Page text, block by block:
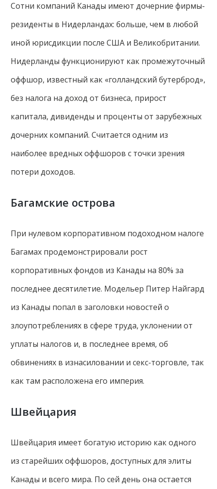
Сотни компаний Канады имеют дочерние фирмы-
резиденты в Нидерландах: больше, чем в любой
иной юрисдикции после США и Великобритании.
Нидерланды функционируют как промежуточный
оффшор, известный как «голландский бутерброд»,
без налога на доход от бизнеса, прирост
капитала, дивиденды и проценты от зарубежных
дочерних компаний. Считается одним из
наиболее вредных оффшоров с точки зрения
потери доходов.
Багамские острова
При нулевом корпоративном подоходном налоге
Багамах продемонстрировали рост
корпоративных фондов из Канады на 80% за
последнее десятилетие. Модельер Питер Найгард
из Канады попал в заголовки новостей о
злоупотреблениях в сфере труда, уклонении от
уплаты налогов и, в последнее время, об
обвинениях в изнасиловании и секс-торговле, так
как там расположена его империя.
Швейцария
Швейцария имеет богатую историю как одного
из старейших оффшоров, доступных для элиты
Канады и всего мира. По сей день она остается